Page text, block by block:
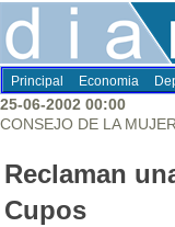
Principal Economia
25-06-2002 00:00
CONSEJO DE LA MUJER
Reclaman
Cupos